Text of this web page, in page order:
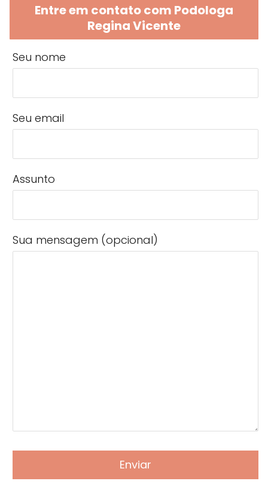
Entre em contato com Podologa
Regina Vicente
Seu nome
Seu email
Assunto
Sua mensagem (opcional)